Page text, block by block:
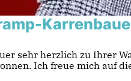
sehr herzlich zu Ihrer
Ich freue mich auf